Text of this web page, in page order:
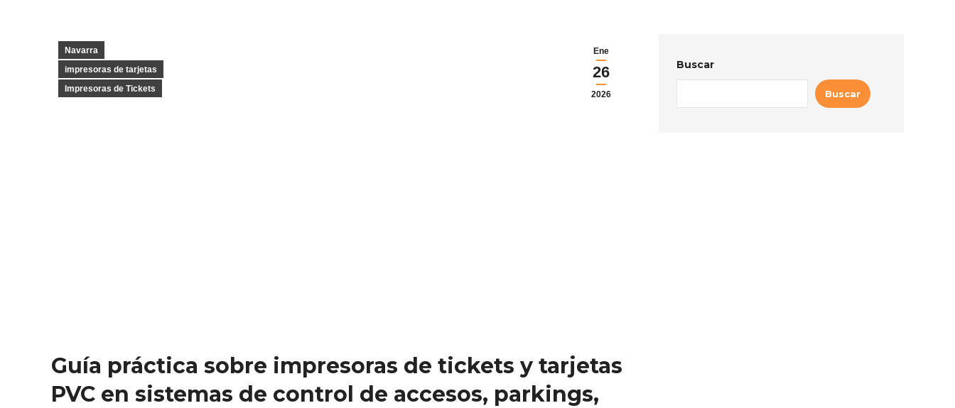
Ene
26
2026
Navarra
impresoras de tarjetas
Impresoras de Tickets
Guía práctica sobre impresoras de tickets y tarjetas
PVC en sistemas de control de accesos, parkings,
Buscar
Buscar